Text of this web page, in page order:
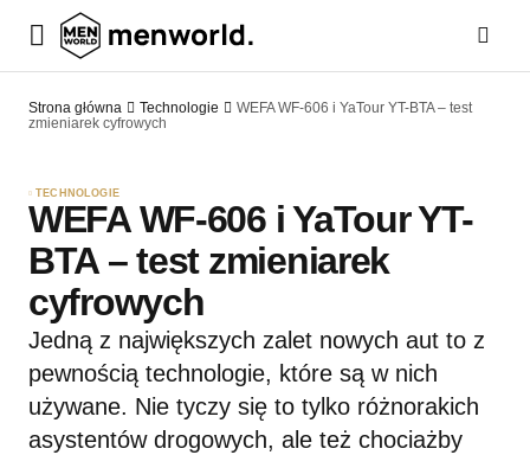
Strona główna Technologie
WEFA WF-606 i YaTour YT-BTA – test
zmieniarek cyfrowych
TECHNOLOGIE
WEFA WF-606 i YaTour YT-
BTA – test zmieniarek
cyfrowych
Jedną z największych zalet nowych aut to z
pewnością technologie, które są w nich
używane. Nie tyczy się to tylko różnorakich
asystentów drogowych, ale też chociażby